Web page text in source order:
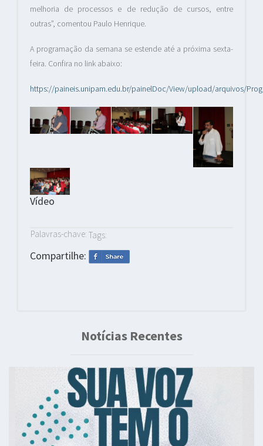
melhoria de processos e de redução de cursos, entre
outras”, comentou Paulo Henrique.
A programação da semana se estende até a próxima sexta-
feira. Confira no link abaixo:
https://paineis.unipam.edu.br/painelDoc/View/upload/arquivos/
Vídeo
Palavras-chave: Tags:
Compartilhe:
Notícias Recentes